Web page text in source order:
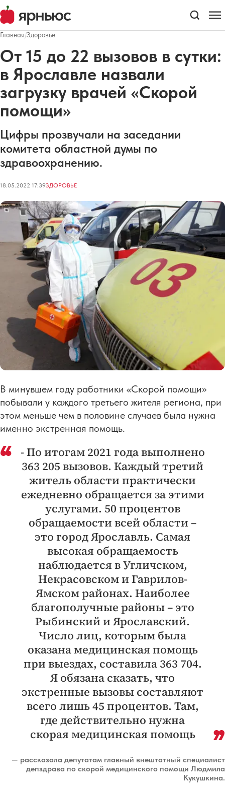
Главная/Здоровье
От 15 до 22 вызовов в сутки:
в Ярославле назвали
загрузку врачей «Скорой
помощи»
Цифры прозвучали на заседании
комитета областной думы по
здравоохранению.
18.05.2022 17:39ЗДОРОВЬЕ
В минувшем году работники «Скорой помощи»
побывали у каждого третьего жителя региона, при
этом меньше чем в половине случаев была нужна
именно экстренная помощь.
- По итогам 2021 года выполнено
363 205 вызовов. Каждый третий
житель области практически
ежедневно обращается за этими
услугами. 50 процентов
обращаемости всей области –
это город Ярославль. Самая
высокая обращаемость
наблюдается в Угличском,
Некрасовском и Гаврилов-
Ямском районах. Наиболее
благополучные районы – это
Рыбинский и Ярославский.
Число лиц, которым была
оказана медицинская помощь
при выездах, составила 363 704.
Я обязана сказать, что
экстренные вызовы составляют
всего лишь 45 процентов. Там,
где действительно нужна
скорая медицинская помощь
— рассказала депутатам главный внештатный специалист
депздрава по скорой медицинского помощи Людмила
Кукушкина.